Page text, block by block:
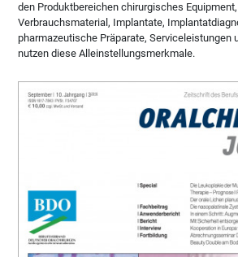
den Produktbereichen chirurgisches
Verbrauchsmaterial, Implantate,
pharmazeutische Präparate, Serviceleistungen
nutzen diese Alleinstellungsmerkmale.